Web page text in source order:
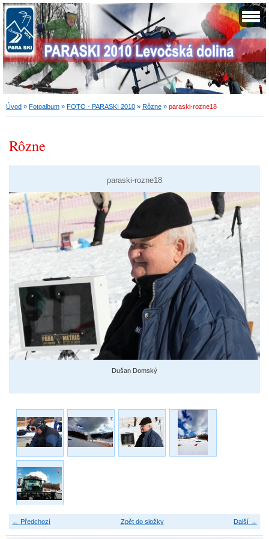
Úvod » Fotoalbum » FOTO - PARASKI 2010 » Rôzne » paraski-rozne18
Rôzne
paraski-rozne18
Dušan Domský
← Předchozí Další →
Zpět do složky